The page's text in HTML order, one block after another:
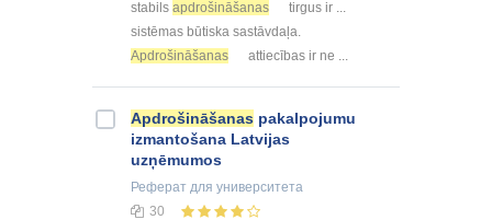
stabils apdrošināšanas
tirgus ir ...
sistēmas būtiska sastāvdaļa.
Apdrošināšanas
attiecības ir ne ...
Apdrošināšanas pakalpojumu
izmantošana Latvijas
uzņēmumos
Реферат для университета
30